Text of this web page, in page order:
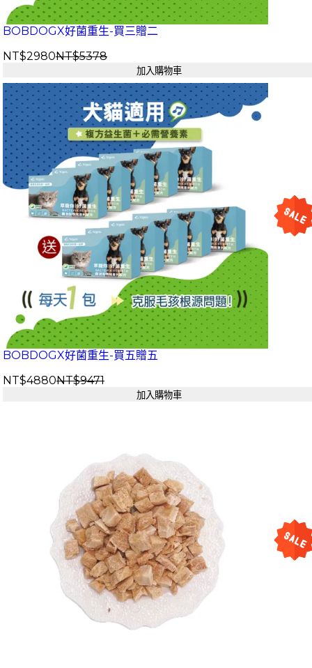
BOBDOGX好菌重生-買三贈二
NT$2980NT$5378
加入購物車
BOBDOGX好菌重生-買五贈五
NT$4880NT$9471
加入購物車